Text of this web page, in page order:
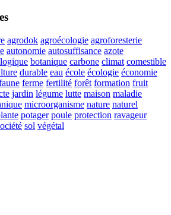
agrodok agroécologie agroforesterie
autonomie autosuffisance azote
botanique carbone climat comestible
durable eau école écologie économie
ferme fertilité forêt formation fruit
jardin légume lutte maison maladie
microorganisme nature naturel
potager poule protection ravageur
sol végétal